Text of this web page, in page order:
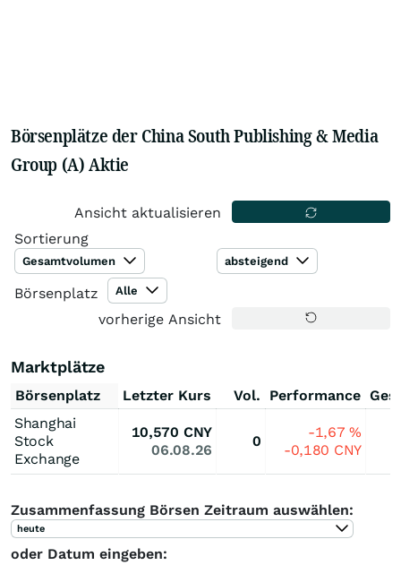
Börsenplätze der China South Publishing & Media
Group (A) Aktie
Ansicht aktualisieren
Sortierung
Gesamtvolumen absteigend
Börsenplatz Alle
vorherige Ansicht
Marktplätze
Börsenplatz Letzter Kurs Vol. Performance
Shanghai
Stock
Exchange
10,570 CNY
06.08.26
0
-1,67%
-0,180 CNY
Zusammenfassung Börsen Zeitraum auswählen:
heute
oder Datum eingeben: